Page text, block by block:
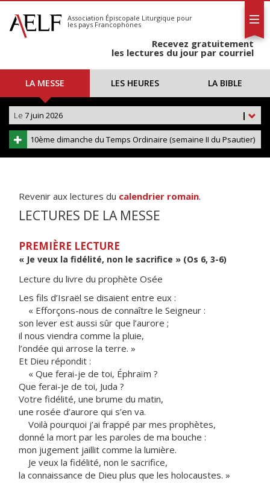
S'abonner
Calendrier
Association Épiscopale Liturgique pour
les pays Francophones
Recevez gratuitement
les lectures du jour par courriel
LA MESSE LES HEURES LA BIBLE
|
Le 7 juin 2026
10ème dimanche du Temps Ordinaire (semaine II du Psautier)
Revenir aux lectures du calendrier romain.
LECTURES DE LA MESSE
PREMIÈRE LECTURE
« Je veux la fidélité, non le sacrifice » (Os 6, 3-6)
Lecture du livre du prophète Osée
Les fils d’Israël se disaient entre eux :
« Efforçons-nous de connaître le Seigneur :
son lever est aussi sûr que l’aurore ;
il nous viendra comme la pluie,
l’ondée qui arrose la terre. »
Et Dieu répondit :
« Que ferai-je de toi, Éphraïm ?
Que ferai-je de toi, Juda ?
Votre fidélité, une brume du matin,
une rosée d’aurore qui s’en va.
Voilà pourquoi j’ai frappé par mes prophètes,
donné la mort par les paroles de ma bouche :
mon jugement jaillit comme la lumière.
Je veux la fidélité, non le sacrifice,
la connaissance de Dieu plus que les holocaustes. »